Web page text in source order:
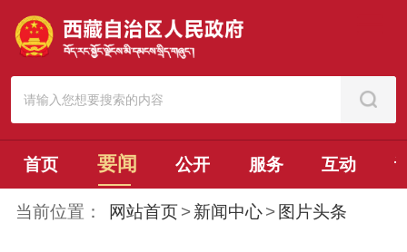
首页 要闻 公开 服务 互动
当前位置： 网站首页 > 新闻中心 > 图片头条